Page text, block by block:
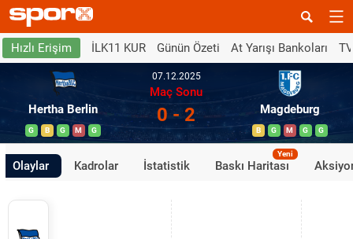
Hızlı Erişim İLK11 KUR Günün Özeti At Yarışı Bankoları
Hertha Berlin
G B G M G
07.12.2025
Maç Sonu
0 - 2 Magdeburg
B G M G G
Olaylar Kadrolar İstatistik Baskı Haritası
Yeni